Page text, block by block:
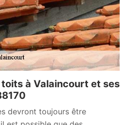
à Valaincourt et ses
devront toujours être